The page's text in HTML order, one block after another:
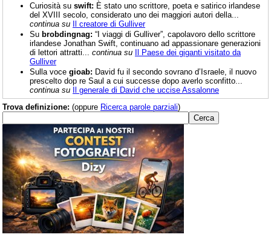
Curiosità su swift: È stato uno scrittore, poeta e satirico irlandese
del XVIII secolo, considerato uno dei maggiori autori della...
continua su Il creatore di Gulliver
Su brobdingnag: “I viaggi di Gulliver”, capolavoro dello scrittore
irlandese Jonathan Swift, continuano ad appassionare generazioni
di lettori attratti... continua su Il Paese dei giganti visitato da
Gulliver
Sulla voce gioab: David fu il secondo sovrano d’Israele, il nuovo
prescelto dop re Saul a cui successe dopo averlo sconfitto...
continua su Il generale di David che uccise Assalonne
Trova definizione: (oppure Ricerca parole parziali)